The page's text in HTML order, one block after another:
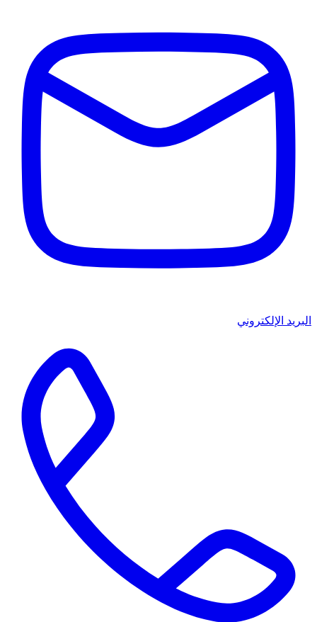
البريد الإلكتروني